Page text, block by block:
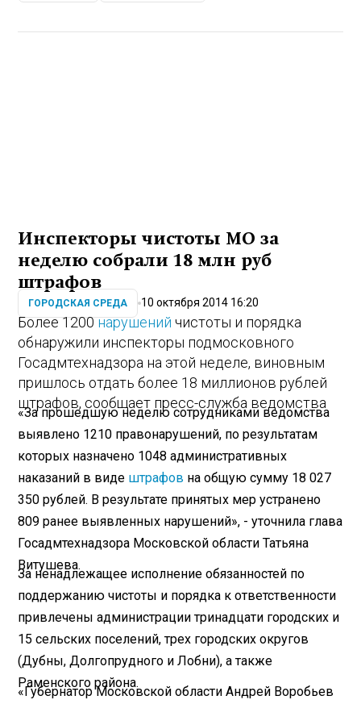
Инспекторы чистоты МО за
неделю собрали 18 млн руб
штрафов
ГОРОДСКАЯ СРЕДА 10 октября 2014 16:20
Более 1200нарушений чистоты и порядка
обнаружили инспекторы подмосковного
Госадмтехнадзора на этой неделе, виновным
пришлось отдать более 18 миллионов рублей
штрафов, сообщает пресс-служба ведомства
«За прошедшую неделю сотрудниками ведомства
выявлено 1210 правонарушений, по результатам
которых назначено 1048 административных
наказаний в виде штрафов на общую сумму 18 027
350 рублей. В результате принятых мер устранено
809 ранее выявленных нарушений», - уточнила глава
Госадмтехнадзора Московской области Татьяна
Витушева.
За ненадлежащее исполнение обязанностей по
поддержанию чистоты и порядка к ответственности
привлечены администрации тринадцати городских и
15 сельских поселений, трех городских округов
(Дубны, Долгопрудного и Лобни), а также
Раменского района.
«Губернатор Московской области Андрей Воробьев